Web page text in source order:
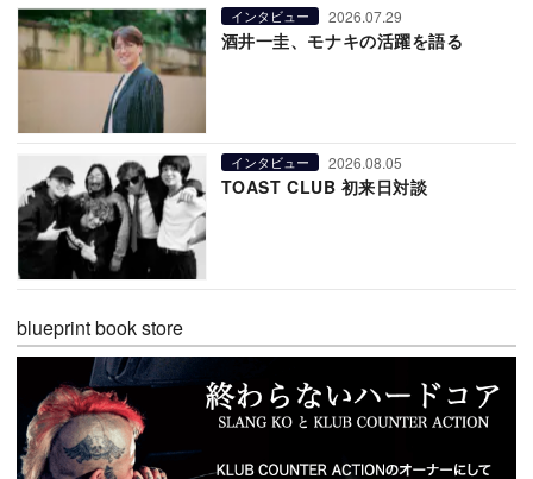
インタビュー 2026.07.29
酒井一圭、モナキの活躍を語る
インタビュー 2026.08.05
TOAST CLUB 初来日対談
blueprint book store